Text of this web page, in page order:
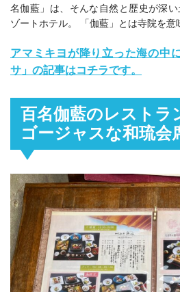
名伽藍」は、そんな自然と歴史が深
ゾートホテル。 「伽藍」とは寺院を意
アマミキヨが降り立った海の中
サ」の記事はコチラです。
百名伽藍のレストラ
ゴージャスな和琉会